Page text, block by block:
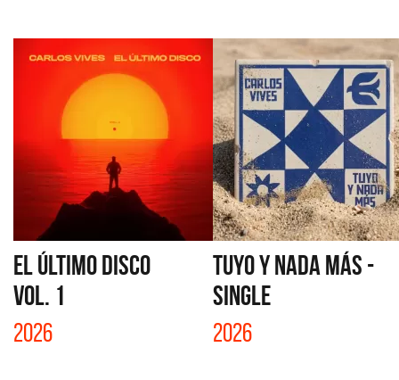
EL ÚLTIMO DISCO
VOL. 1
2026
TUYO Y NADA MÁS -
SINGLE
2026